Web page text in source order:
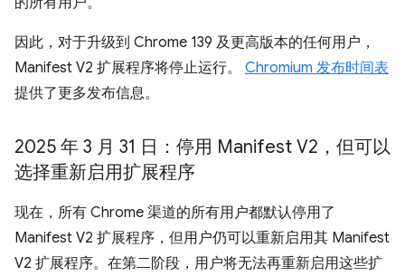
因此，对于升级到 Chrome 139 及更高版本的任何用户，
Manifest V2 扩展程序将停止运行。 Chromium 发布时间表
提供了更多发布信息。
2025 年 3 月 31 日：停用 Manifest V2，但可以
选择重新启用扩展程序
现在，所有 Chrome 渠道的所有用户都默认停用了
Manifest V2 扩展程序，但用户仍可以重新启用其 Manifest
V2 扩展程序。在第二阶段，用户将无法再重新启用这些扩